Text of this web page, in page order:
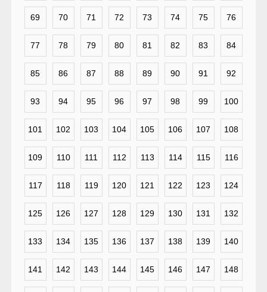
69 70 71 72 73 74 75 76
77 78 79 80 81 82 83 84
85 86 87 88 89 90 91 92
93 94 95 96 97 98 99 100
101 102 103 104 105 106 107 108
109 110 111 112 113 114 115 116
117 118 119 120 121 122 123 124
125 126 127 128 129 130 131 132
133 134 135 136 137 138 139 140
141 142 143 144 145 146 147 148